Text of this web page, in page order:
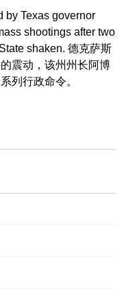
by Texas governor
shootings after two
shaken. 德克萨斯
震动，该州州长阿博
列 行政命令。